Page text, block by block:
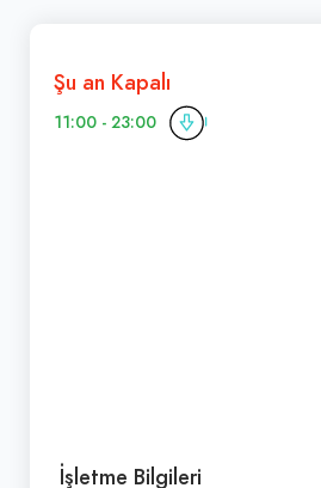
Şu an Kapalı
11:00 - 23:00
İşletme Bilgileri